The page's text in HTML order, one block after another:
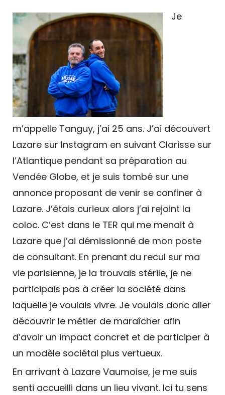
Je
m’appelle Tanguy, j’ai 25 ans. J’ai découvert
Lazare sur Instagram en suivant Clarisse sur
l’Atlantique pendant sa préparation au
Vendée Globe, et je suis tombé sur une
annonce proposant de venir se confiner à
Lazare. J’étais curieux alors j’ai rejoint la
coloc. C’est dans le TER qui me menait à
Lazare que j’ai démissionné de mon poste
de consultant. En prenant du recul sur ma
vie parisienne, je la trouvais stérile, je ne
participais pas à créer la société dans
laquelle je voulais vivre. Je voulais donc aller
découvrir le métier de maraîcher afin
d’avoir un impact concret et de participer à
un modèle sociétal plus vertueux.
En arrivant à Lazare Vaumoise, je me suis
senti accueilli dans un lieu vivant. Ici tu sens